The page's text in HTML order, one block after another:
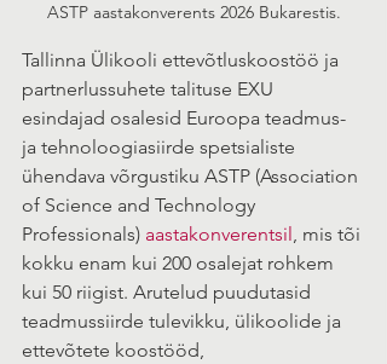
ASTP aastakonverents 2026 Bukarestis.
Tallinna Ülikooli ettevõtluskoostöö ja
partnerlussuhete talituse EXU
esindajad osalesid Euroopa teadmus-
ja tehnoloogiasiirde spetsialiste
ühendava võrgustiku ASTP (Association
of Science and Technology
Professionals) aastakonverentsil , mis tõi
kokku enam kui 200 osalejat rohkem
kui 50 riigist. Arutelud puudutasid
teadmussiirde tulevikku, ülikoolide ja
ettevõtete koostööd,